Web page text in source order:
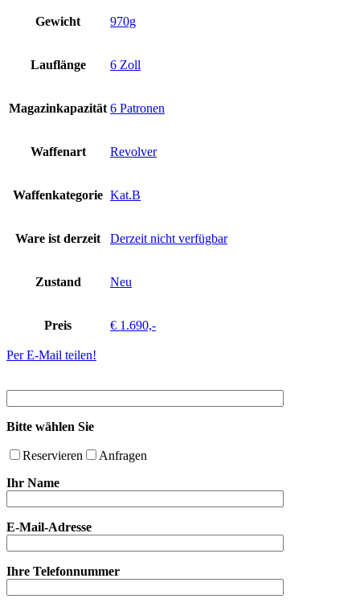
Gewicht 970g
Lauflänge 6 Zoll
Magazinkapazität 6 Patronen
Waffenart Revolver
Waffenkategorie Kat.B
Ware ist derzeit Derzeit nicht verfügbar
Zustand Neu
Preis € 1.690,-
Per E-Mail teilen!
Bitte wählen Sie
Reservieren
Anfragen
Ihr Name
E-Mail-Adresse
Ihre Telefonnummer